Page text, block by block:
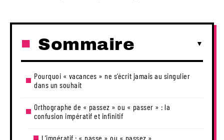
Sommaire
Pourquoi « vacances » ne s’écrit jamais au singulier
dans un souhait
Orthographe de « passez » ou « passer » : la
confusion impératif et infinitif
L’impératif : « passe » ou « passez »